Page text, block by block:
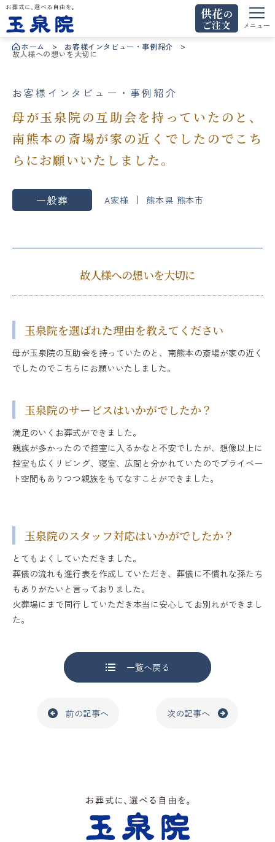
お葬式に、選べる自由を。玉泉院
供花の
ご注文
メニュー
ホーム お客様インタビュー・事例紹介
故人様への想いを大切に
お客様インタビュー・事例紹介
母が玉泉院の互助会を持っていたのと、
南熊本の斎場が家の近くでしたのでこち
らにお願いいたしました。
一般葬 A家様 熊本県 熊本市
故人様への想いを大切に
玉泉院を選ばれた理由を教えてください
母が玉泉院の互助会を持っていたのと、南熊本の斎場が家の近く
でしたのでこちらにお願いいたしました。
玉泉院のサービスはいかがでしたか？
満足のいくお葬式ができました。
親族が多かったので控室に入るかなと不安でしたが、想像以上に
控室も広くリビング、寝室、広間と分かれていたのでプライベー
ト空間もありつつ親族をもてなすことができました。
玉泉院のスタッフ対応はいかがでしたか？
とてもよくしていただきました。
葬儀の流れも進行表を作成していただき、葬儀に不慣れな孫たち
もありがたいと言っておりました。
火葬場にまで同行していただき本当に安心してお別れができまし
た。
一覧へ戻る
前の記事へ 次の記事へ